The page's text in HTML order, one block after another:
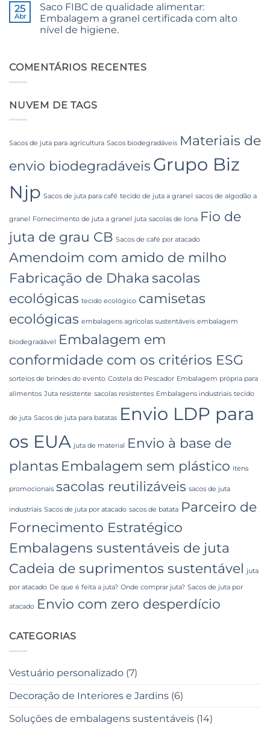
for
Weaving,
Packaging
and
em
The
Ultimate
Guide
Woven
Bags
a
Premier
in
Bangladesh
25
Abr
Saco FIBC de qualidade alimentar:
Embalagem a granel certificada com alto
nível de higiene.
Food
Grade
High-
COMENTÁRIOS RECENTES
NUVEM DE TAGS
Sacos de juta para agricultura Sacos biodegradáveis Materiais de
envio biodegradáveis Grupo Biz
Njp Sacos de juta para café tecido de juta a granel sacos de algodão a
granel Fornecimento de juta a granel juta sacolas de lona Fio de
juta de grau CB Sacos de café por atacado
Amendoim com amido de milho
Fabricação de Dhaka sacolas
ecológicas tecido ecológico camisetas
ecológicas embalagens agrícolas sustentáveis embalagem
biodegradável
Embalagem em
conformidade com os critérios ESG
sorteios de brindes do evento Costela do Pescador Embalagem própria para
alimentos Juta resistente sacolas resistentes Embalagens industriais tecido
de juta Sacos de juta para batatas Envio LDP para
os EUA juta de material
Envio à base de
plantas Embalagem sem plástico itens
promocionais sacolas reutilizáveis sacos de juta
industriais Sacos de juta por atacado sacos de batata Parceiro de
Fornecimento Estratégico
Embalagens sustentáveis ​​de juta
Cadeia de suprimentos sustentável juta
por atacado De que é feita a juta? Onde comprar juta? Sacos de juta por
atacado Envio com zero desperdício
CATEGORIAS
Vestuário personalizado (7)
Decoração de Interiores e Jardins (6)
Soluções de embalagens sustentáveis (14)